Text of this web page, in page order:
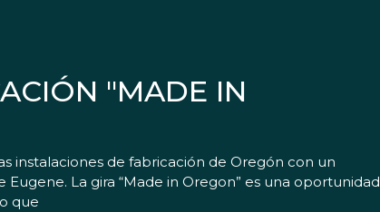
"MADE IN
instalaciones de fabricación de Oregón con un
La gira “Made in Oregon” es una oportunidad
que